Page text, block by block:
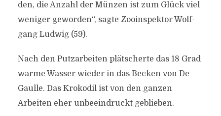
den, die An­zahl der Mün­zen ist zum Glück viel
we­ni­ger ge­wor­den“, sagte Zoo­in­spek­tor Wolf­
gang Lud­wig (59).
Nach den Putzarbeiten plätscherte das 18 Grad
warme Wasser wieder in das Becken von De
Gaulle. Das Krokodil ist von den ganzen
Arbeiten eher unbeeindruckt geblieben.